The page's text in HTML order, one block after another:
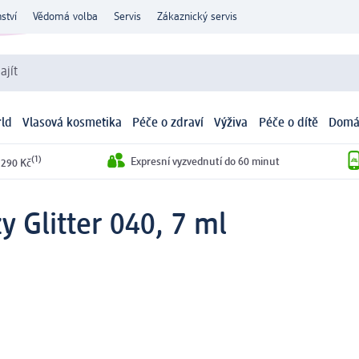
Vědomá volba Servis Zákaznický servis
Vlasová kosmetika Péče o zdraví Výživa Péče o dítě
Kč(1) Expresní vyzvednutí do 60 minut
Glitter 040, 7 ml